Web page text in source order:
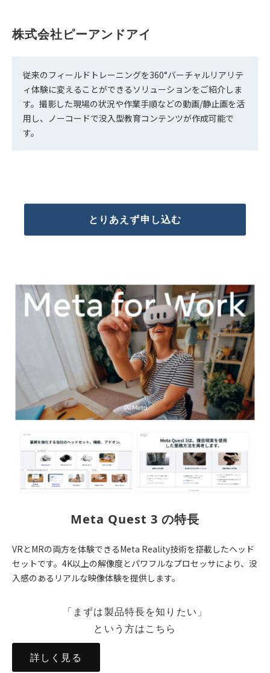
株式会社ピーアンドアイ
従来のフィールドトレーニングを360°バーチャルリアリテ
ィ体験に変えることができるソリューションをご紹介しま
す。撮影した現場の状況や作業手順などの動画/静止画を活
用し、ノーコードで没入型教育コンテンツが作成可能で
す。
とりあえず申し込む
Meta Quest 3 の特長
VRとMRの両方を体験できるMeta Reality技術を搭載したヘッド
セットです。4K以上の解像度とパワフルなプロセッサにより、没
入感のあるリアルな映像体験を提供します。
「まずは製品特長を知りたい」
という方はこちら
詳しく見る